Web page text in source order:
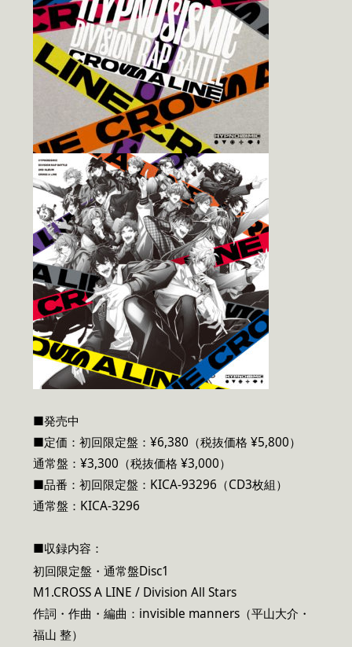
■発売中
■定価：初回限定盤：¥6,380（税抜価格 ¥5,800）
通常盤：¥3,300（税抜価格 ¥3,000）
■品番：初回限定盤：KICA-93296（CD3枚組）
通常盤：KICA-3296
■収録内容：
初回限定盤・通常盤Disc1
M1.CROSS A LINE / Division All Stars
作詞・作曲・編曲：invisible manners（平山大介・
福山 整）